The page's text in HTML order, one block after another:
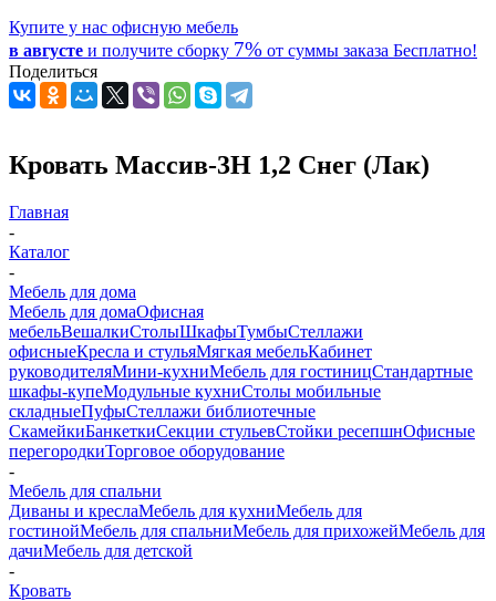
Купите у нас офисную мебель
в августе и получите сборку 7% от суммы заказа Бесплатно!
Поделиться
Кровать Массив-3Н 1,2 Снег (Лак)
Главная
-
Каталог
-
Мебель для дома
Мебель для домаОфисная
мебельВешалкиСтолыШкафыТумбыСтеллажи
офисныеКресла и стульяМягкая мебельКабинет
руководителяМини-кухниМебель для гостиницСтандартные
шкафы-купеМодульные кухниСтолы мобильные
складныеПуфыСтеллажи библиотечные
СкамейкиБанкеткиСекции стульевСтойки ресепшнОфисные
перегородкиТорговое оборудование
-
Мебель для спальни
Диваны и креслаМебель для кухниМебель для
гостинойМебель для спальниМебель для прихожейМебель для
дачиМебель для детской
-
Кровать